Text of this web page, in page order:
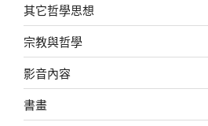
其它哲學思想
宗教與哲學
影音內容
書畫